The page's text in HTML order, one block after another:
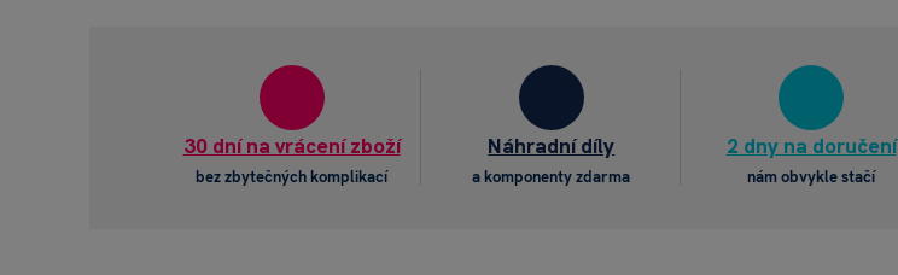
30 dní na vrácení zboží
bez zbytečných komplikací
Náhradní díly
a komponenty zdarma
2 dny na doručení
nám obvykle stačí